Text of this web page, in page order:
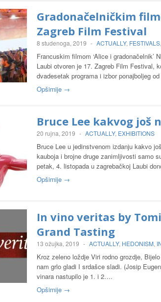
Gradonačelničkim
Zagreb Film Festival
8 studenoga, 2019 - ACTUALLY, FESTIVALS,
Francuskim filmom ‘Alice i gradonačelnik’
Laubi otvoren je 17. Zagreb Film Festival,
dvadesetak programa i izbor ponajboljeg
Opširnije →
Bruce Lee kakvog još
20 rujna, 2019 - ACTUALLY, EXHIBITIONS
Bruce Lee u jedinstvenom izdanju kakvo
kauboja i brojne druge zanimljivosti samo
petak, 4. listopada u zagrebačkoj Laubi
Opširnije →
In vino veritas by
Grand Tasting
13 ožujka, 2019 - ACTUALLY, HEDONISM,
Kroz zeleno loždje Viri rodno grozdje,
nam grlo gladi I srdašce sladi. (Josip
vinara nastupilo je 1. i 2….
Opširnije →